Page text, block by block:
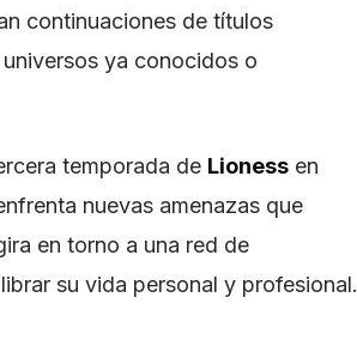
continuaciones de títulos
ya conocidos o
temporada de Lioness en
nuevas amenazas que
en torno a una red de
su vida personal y profesional.